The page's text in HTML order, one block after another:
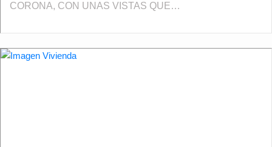
CORONA, CON UNAS VISTAS QUE